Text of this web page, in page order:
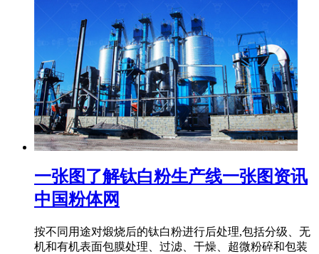
一张图了解钛白粉生产线一张图资讯
中国粉体网
按不同用途对煅烧后的钛白粉进行后处理,包括分级、无
机和有机表面包膜处理、过滤、干燥、超微粉碎和包装